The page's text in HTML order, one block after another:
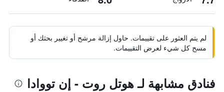
لم يتم العثور على تقييمات. حاول إزالة مرشح أو تغيير بحثك أو
مسح كل شيء لعرض التقييمات.
فنادق مشابهة لـ هوتل روت - إن تووادا